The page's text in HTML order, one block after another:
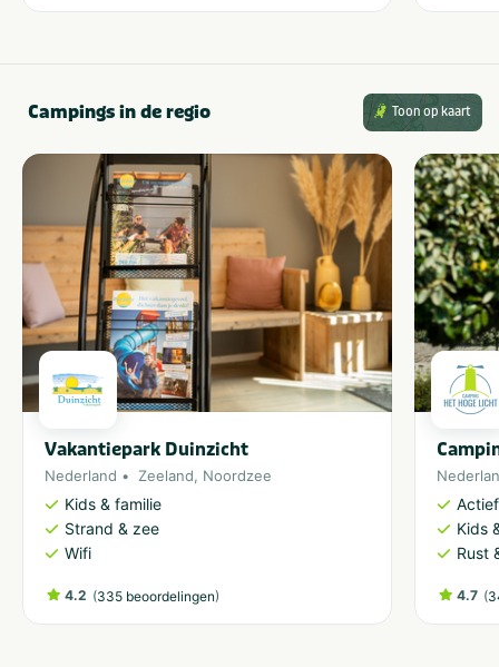
Campings in de regio Toon op kaart
Vakantiepark Duinzicht
Nederland Zeeland, Noordzee
Kids & familie
Strand & zee
Wifi
4.2 (335 beoordelingen)
Kids
Rust
4.7 (